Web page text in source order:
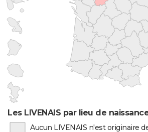
Les LIVENAIS par lieu de
Aucun LIVENAIS n'est originaire